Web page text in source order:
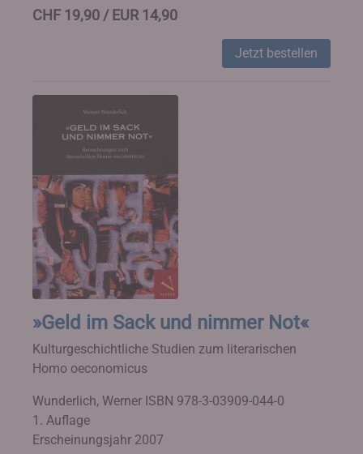
CHF 19,90 / EUR 14,90
Jetzt bestellen
»Geld im Sack und nimmer Not«
Kulturgeschichtliche Studien zum literarischen
Homo oeconomicus
Wunderlich, Werner ISBN 978-3-03909-044-0
1. Auflage
Erscheinungsjahr 2007